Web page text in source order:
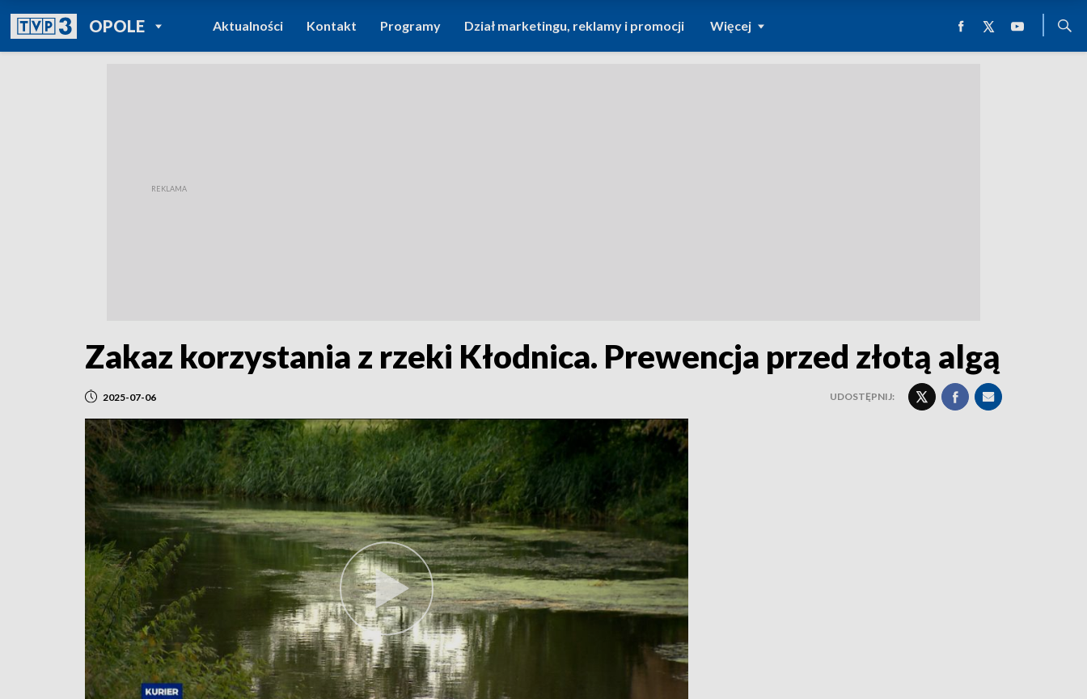
OPOLEPOWRÓT DO
TVP REGIONY
Aktualności Kontakt Programy Dział marketingu, reklamy i promocji Więcej
Zakaz korzystania z rzeki Kłodnica. Prewencja przed złotą algą
2025-07-06 UDOSTĘPNIJ: